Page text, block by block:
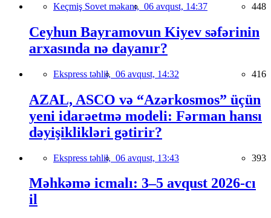
Keçmiş Sovet məkanı, 06 avqust, 14:37 448
Ceyhun Bayramovun Kiyev səfərinin
arxasında nə dayanır?
Ekspress təhlil, 06 avqust, 14:32 416
AZAL, ASCO və “Azərkosmos” üçün
yeni idarəetmə modeli: Fərman hansı
dəyişiklikləri gətirir?
Ekspress təhlil, 06 avqust, 13:43 393
Məhkəmə icmalı: 3–5 avqust 2026-cı
il